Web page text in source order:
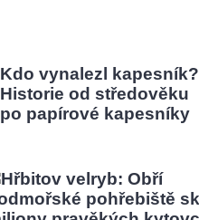
Kdo vynalezl kapesník?
Historie od středověku
po papírové kapesníky